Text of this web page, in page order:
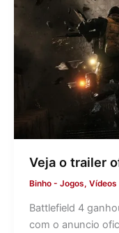
Veja o trailer
Binho - Jogos, Vídeos
Battlefield 4
com o anuncio